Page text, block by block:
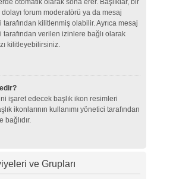
otomatik olarak sona erer. Başlıklar, bir
forum moderatörü ya da mesaj
kilitlenmiş olabilir. Ayrıca mesaj
verilen izinlere bağlı olarak
kilitleyebilirsiniz.
işaret edecek başlık ikon resimleri
ikonlarının kullanımı yönetici tarafından
ve Grupları